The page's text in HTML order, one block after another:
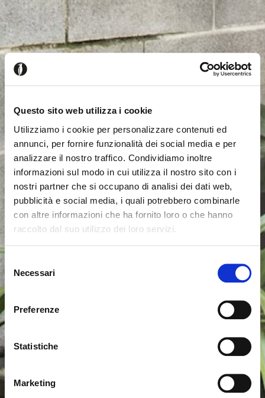
Questo sito web utilizza i cookie
Utilizziamo i cookie per personalizzare contenuti ed
annunci, per fornire funzionalità dei social media e per
analizzare il nostro traffico. Condividiamo inoltre
informazioni sul modo in cui utilizza il nostro sito con i
nostri partner che si occupano di analisi dei dati web,
pubblicità e social media, i quali potrebbero combinarle
con altre informazioni che ha fornito loro o che hanno
raccolto dal suo utilizzo dei loro servizi.
del
consenso
Necessari
Preferenze
Statistiche
Marketing
depuis un autre pays
Vous consultez actuellement le site Calligaris pour
France. Souhaitez-vous passer au site en États-Unis ?
Erreur de Connexion Fermer
pas que le mot de passe est sensible à la casse.